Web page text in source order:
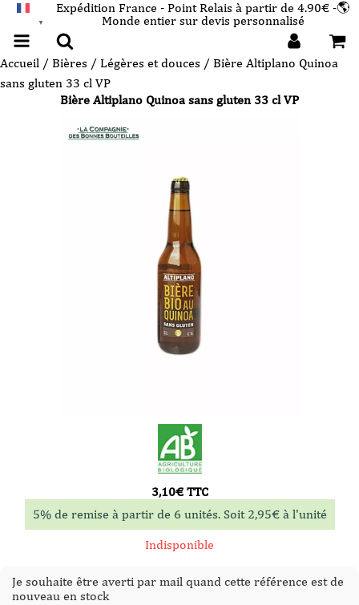
▼
Expédition France - Point Relais à partir de 4.90€ -🌎
Monde entier sur devis personnalisé
Accueil / Bières / Légères et douces / Bière Altiplano Quinoa
sans gluten 33 cl VP
Bière Altiplano Quinoa sans gluten 33 cl VP
3,10€TTC
5% de remise à partir de 6 unités. Soit 2,95€à l'unité
Indisponible
Je souhaite être averti par mail quand cette référence est de
nouveau en stock